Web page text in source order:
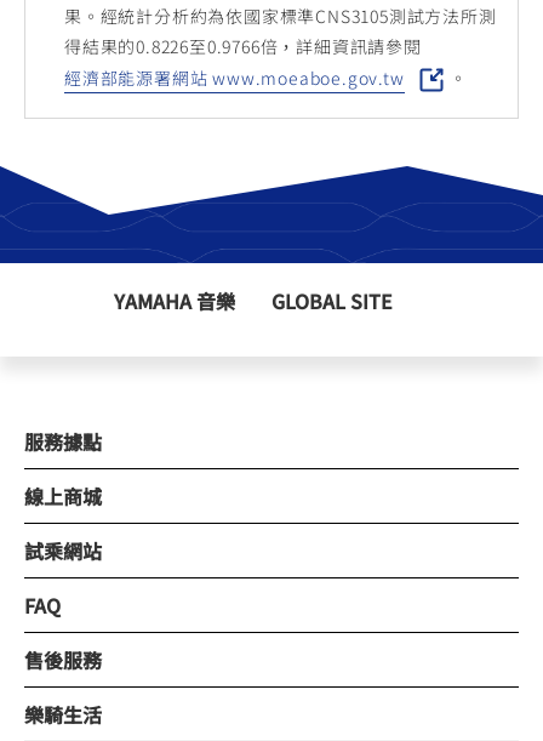
果。經統計分析約為依國家標準CNS3105測試方法所測
得結果的0.8226至0.9766倍，詳細資訊請參閱
經濟部能源署網站 www.moeaboe.gov.tw
。
YAMAHA 音樂 GLOBAL SITE
服務據點
線上商城
試乘網站
FAQ
售後服務
樂騎生活